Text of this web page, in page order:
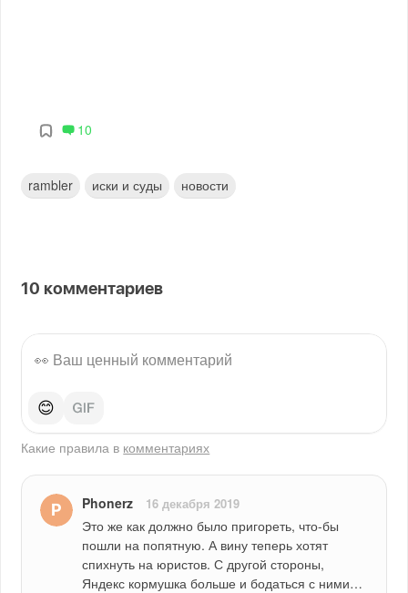
10
rambler иски и суды новости
10 комментариев
😊
Какие правила в комментариях
Phonerz 16 декабря 2019
Это же как должно было пригореть, что-бы
пошли на попятную. А вину теперь хотят
спихнуть на юристов. С другой стороны,
Яндекс кормушка больше и бодаться с ними…